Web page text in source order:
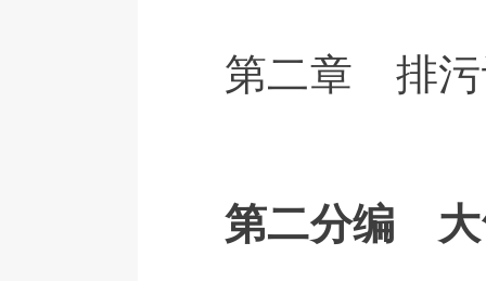
第二章 排污
第二分编 大